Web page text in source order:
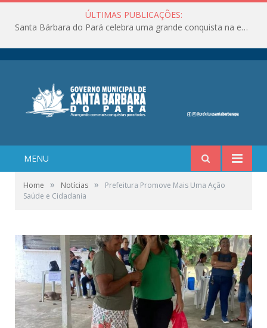
ÚLTIMAS PUBLICAÇÕES:
Santa Bárbara do Pará celebra uma grande conquista na educação!
MENU
Home » Notícias »
Prefeitura Promove Mais Uma Ação
Saúde e Cidadania